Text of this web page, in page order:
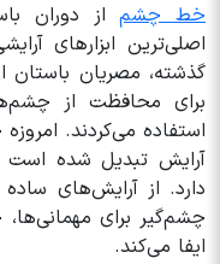
خط چشماز دوران
اصلی‌ترین ابزارهای
گذشته، مصریان باستان
برای محافظت از
استفاده می‌کردند.
آرایش تبدیل شده است
دارد. از آرایش‌های
چشم‌گیر برای
ایفا می‌کند.